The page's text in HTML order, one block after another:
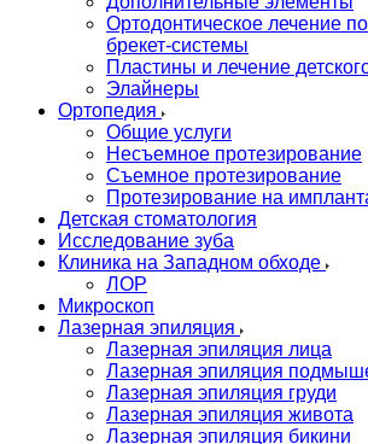
Ортодонтическое лечение
брекет-системы
Пластины и лечение
Элайнеры
Ортопедия
Общие услуги
Несъемное протезирование
Съемное протезирование
Протезирование на
Детская стоматология
Исследование зуба
Клиника на Западном обходе
ЛОР
Микроскоп
Лазерная эпиляция
Лазерная эпиляция лица
Лазерная эпиляция
Лазерная эпиляция груди
Лазерная эпиляция живота
Лазерная эпиляция бикини